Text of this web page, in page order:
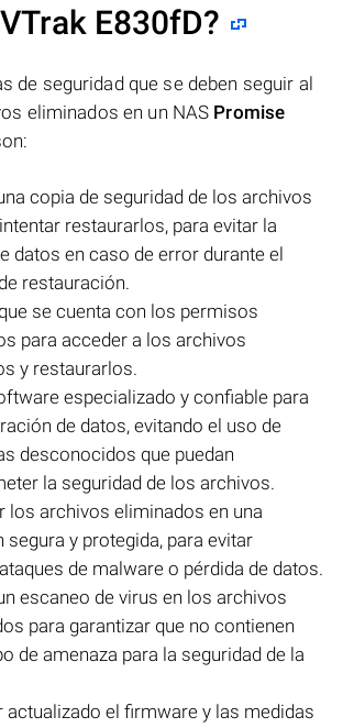
E830fD?
de seguridad que se deben seguir al
eliminados en un NAS Promise
copia de seguridad de los archivos
restaurarlos, para evitar la
datos en caso de error durante el
restauración.
se cuenta con los permisos
para acceder a los archivos
y restaurarlos.
especializado y confiable para
de datos, evitando el uso de
desconocidos que puedan
la seguridad de los archivos.
los archivos eliminados en una
segura y protegida, para evitar
de malware o pérdida de datos.
escaneo de virus en los archivos
para garantizar que no contienen
de amenaza para la seguridad de la
actualizado el firmware y las medidas